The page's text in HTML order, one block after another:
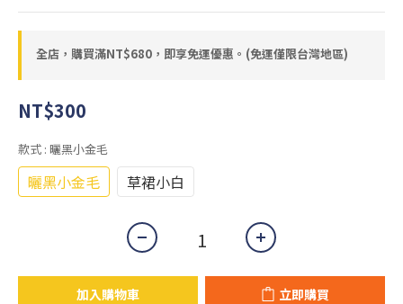
全店，購買滿NT$680，即享免運優惠。(免運僅限台灣地區)
NT$300
款式 : 曬黑小金毛
曬黑小金毛 草裙小白
加入購物車 立即購買